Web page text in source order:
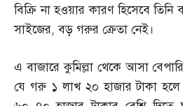
বিক্রি না হওয়ার কারণ হিসেবে তিনি
সাইজের,বড় গরুর ক্রেতা নেই।
এ বাজারে কুমিল্লা থেকে আসা
যে গরু ১ লাখ ২০ হাজার টাকা হলে